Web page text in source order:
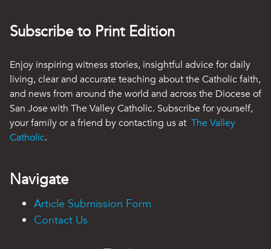
Subscribe to Print Edition
Enjoy inspiring witness stories, insightful advice for daily
living, clear and accurate teaching about the Catholic faith,
and news from around the world and across the Diocese of
San Jose with The Valley Catholic. Subscribe for yourself,
your family or a friend by contacting us at The Valley
Catholic.
Navigate
Article Submission Form
Contact Us